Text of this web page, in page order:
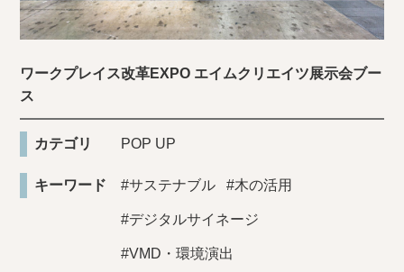
ワークプレイス改革EXPO エイムクリエイツ展示会ブー
ス
カテゴリ POP UP
キーワード #サステナブル #木の活用
#デジタルサイネージ
#VMD・環境演出